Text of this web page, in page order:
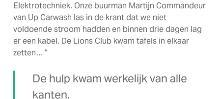
Elektrotechniek. Onze buurman Martijn Commandeur
van Up Carwash las in de krant dat we niet
voldoende stroom hadden en binnen drie dagen lag
er een kabel. De Lions Club kwam tafels in elkaar
zetten… ”
De hulp kwam werkelijk van alle
kanten.